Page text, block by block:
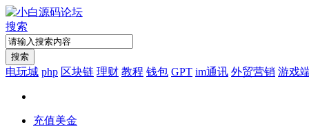
搜索
搜索
电玩城 php 区块链 理财 教程 钱包 GPT im通讯 外贸营销 游戏
充值美金